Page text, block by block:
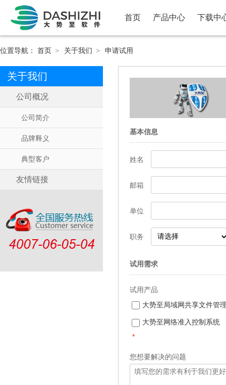
首页 产品中心 下载中
位置导航： 首页 > 关于我们 > 申请试用
关于我们
公司概况
公司简介
品牌释义
典型客户
友情链接
基本信息
姓名
邮箱
单位
职务
试用需求
试用产品
大势至局域网共享文件管
大势至网络准入控制系统
*
您想要解决的问题